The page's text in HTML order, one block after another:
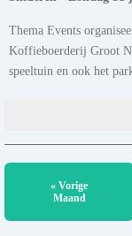
Thema Events
Koffieboerderij Groot
speeltuin en ook het
« Vorige
Maand